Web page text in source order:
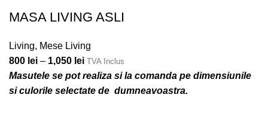
MASA LIVING ASLI
Living, Mese Living
800 lei – 1,050 lei TVA Inclus
Masutele se pot realiza si la comanda pe dimensiunile
si culorile selectate de dumneavoastra.